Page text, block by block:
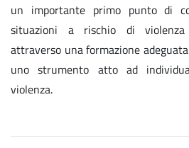
un importante primo punto di
situazioni a rischio di
attraverso una formazione
uno strumento atto ad
violenza.